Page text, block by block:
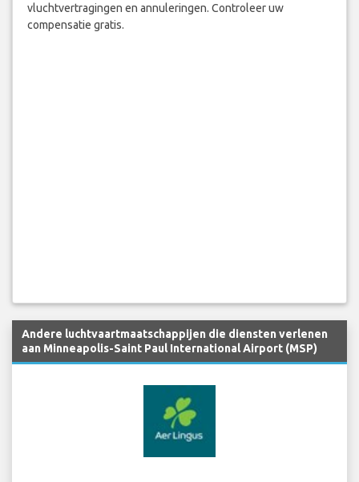
vluchtvertragingen en annuleringen. Controleer uw
compensatie gratis.
Andere luchtvaartmaatschappijen die diensten verlenen
aan Minneapolis-Saint Paul International Airport (MSP)